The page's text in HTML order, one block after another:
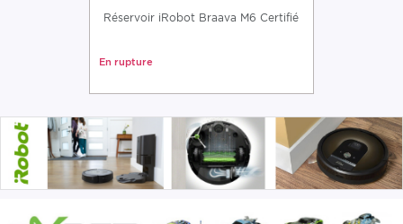
Réservoir iRobot Braava M6 Certifié
En rupture